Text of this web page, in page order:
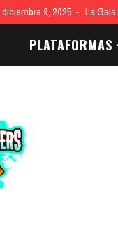
diciembre 9, 2025 La
PLATAFORMAS